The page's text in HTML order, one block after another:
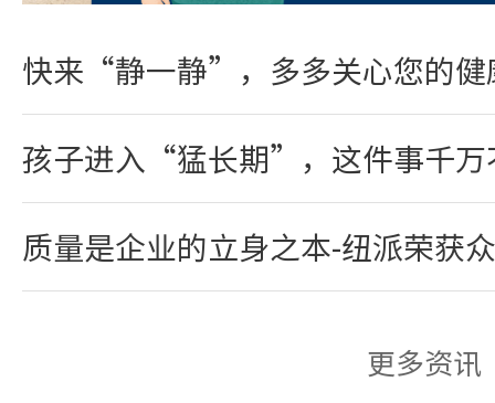
快来“静一静”，多多关心您的健
孩子进入“猛长期”，这件事千万
质量是企业的立身之本-纽派荣获
更多资讯